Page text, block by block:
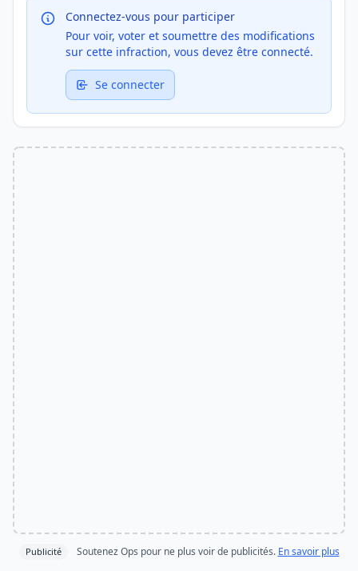
Connectez-vous pour participer
Pour voir, voter et soumettre des modifications
sur cette infraction, vous devez être connecté.
Se connecter
Publicité Soutenez Ops pour ne plus voir de publicités. En savoir plus